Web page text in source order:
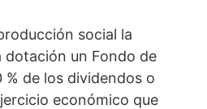
social la
dotación un Fondo de
% de los dividendos o
económico que